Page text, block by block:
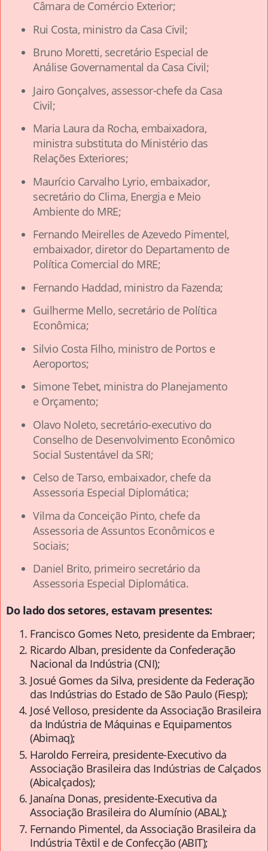
Câmara de Comércio Exterior;
Rui Costa, ministro da Casa Civil;
Bruno Moretti, secretário Especial de
Análise Governamental da Casa Civil;
Jairo Gonçalves, assessor-chefe da Casa
Civil;
Maria Laura da Rocha, embaixadora,
ministra substituta do Ministério das
Relações Exteriores;
Maurício Carvalho Lyrio, embaixador,
secretário do Clima, Energia e Meio
Ambiente do MRE;
Fernando Meirelles de Azevedo Pimentel,
embaixador, diretor do Departamento de
Política Comercial do MRE;
Fernando Haddad, ministro da Fazenda;
Guilherme Mello, secretário de Política
Econômica;
Silvio Costa Filho, ministro de Portos e
Aeroportos;
Simone Tebet, ministra do Planejamento
e Orçamento;
Olavo Noleto, secretário-executivo do
Conselho de Desenvolvimento Econômico
Social Sustentável da SRI;
Celso de Tarso, embaixador, chefe da
Assessoria Especial Diplomática;
Vilma da Conceição Pinto, chefe da
Assessoria de Assuntos Econômicos e
Sociais;
Daniel Brito, primeiro secretário da
Assessoria Especial Diplomática.
Do lado dos setores, estavam presentes:
Francisco Gomes Neto, presidente da Embraer;
Ricardo Alban, presidente da Confederação
Nacional da Indústria (CNI);
Josué Gomes da Silva, presidente da Federação
das Indústrias do Estado de São Paulo (Fiesp);
José Velloso, presidente da Associação Brasileira
da Indústria de Máquinas e Equipamentos
(Abimaq);
Haroldo Ferreira, presidente-Executivo da
Associação Brasileira das Indústrias de Calçados
(Abicalçados);
Janaína Donas, presidente-Executiva da
Associação Brasileira do Alumínio (ABAL);
Fernando Pimentel, da Associação Brasileira da
Indústria Têxtil e de Confecção (ABIT);